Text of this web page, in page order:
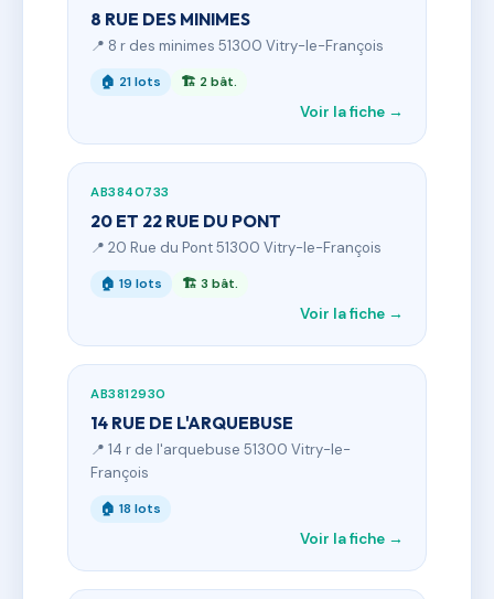
8 RUE DES MINIMES
📍 8 r des minimes 51300 Vitry-le-François
🏠 21 lots 🏗 2 bât.
Voir la fiche →
AB3840733
20 ET 22 RUE DU PONT
📍 20 Rue du Pont 51300 Vitry-le-François
🏠 19 lots 🏗 3 bât.
Voir la fiche →
AB3812930
14 RUE DE L'ARQUEBUSE
📍 14 r de l'arquebuse 51300 Vitry-le-
François
🏠 18 lots
Voir la fiche →